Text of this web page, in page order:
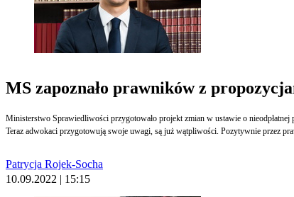
MS zapoznało prawników z
Ministerstwo Sprawiedliwości przygotowało projekt zmian w ustawie o
Teraz adwokaci przygotowują swoje uwagi, są już wątpliwości. Pozytywnie przez
Patrycja Rojek-Socha
10.09.2022 | 15:15